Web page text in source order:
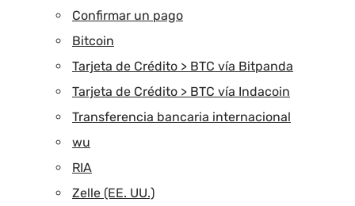
Confirmar un pago
Bitcoin
Tarjeta de Crédito > BTC vía Bitpanda
Tarjeta de Crédito > BTC vía Indacoin
Transferencia bancaria internacional
wu
RIA
Zelle (EE. UU.)